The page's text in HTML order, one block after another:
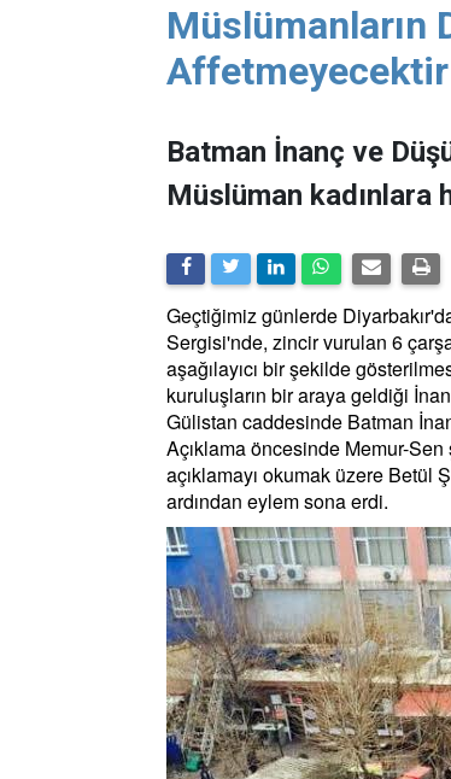
Müslümanların
Affetmeyecektir
Batman İnanç ve
Müslüman
Geçtiğimiz günlerde
Sergisi'nde, zincir vurulan 6
aşağılayıcı bir şekilde
kuruluşların bir araya geldiği
Gülistan caddesinde Batman
Açıklama öncesinde Memur-
açıklamayı okumak üzere Betül
ardından eylem sona erdi.